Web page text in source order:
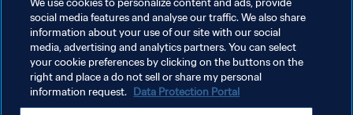
سياسة الخصوصية
إدارة تفضيلات ملفات تعريف الارتباط
We use cookies to personalize content and ads, provide
social media features and analyse our traffic. We also share
information about your use of our site with our social
media, advertising and analytics partners. You can select
your cookie preferences by clicking on the buttons on the
right and place a do not sell or share my personal
information request. Data Protection Portal